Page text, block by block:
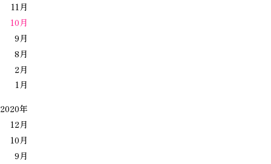
11月
10月
9月
8月
2月
1月
2020年
12月
10月
9月